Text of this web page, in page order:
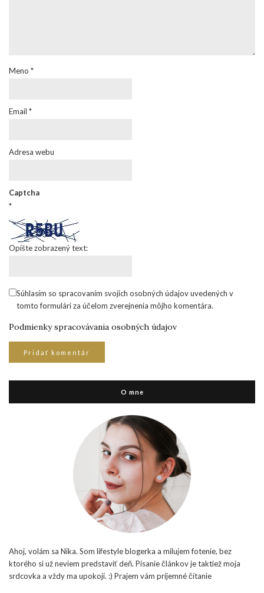
Meno *
Email *
Adresa webu
Captcha
*
Opíšte zobrazený text:
Súhlasím so spracovaním svojich osobných údajov uvedených v
tomto formulári za účelom zverejnenia môjho komentára.
Podmienky spracovávania osobných údajov
O mne
Ahoj, volám sa Nika. Som lifestyle blogerka a milujem fotenie, bez
ktorého si už neviem predstaviť deň. Písanie článkov je taktiež moja
srdcovka a vždy ma upokojí. :) Prajem vám príjemné čítanie